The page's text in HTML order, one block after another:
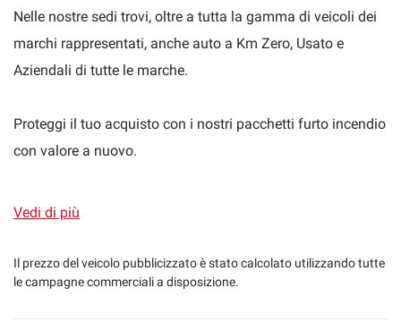
Nelle nostre sedi trovi, oltre a tutta la gamma di veicoli dei
marchi rappresentati, anche auto a Km Zero, Usato e
Aziendali di tutte le marche.
Proteggi il tuo acquisto con i nostri pacchetti furto incendio
con valore a nuovo.
Vorremmo poter collaborare con te fornendoti un acquisto
acquisto e creando finanziamenti su misura per te.
Vedi di più
Il prezzo del veicolo pubblicizzato è stato calcolato utilizzando tutte
le campagne commerciali a disposizione.
in
qualsiasi
momento.